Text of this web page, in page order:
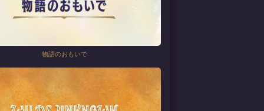
物語のおもいで